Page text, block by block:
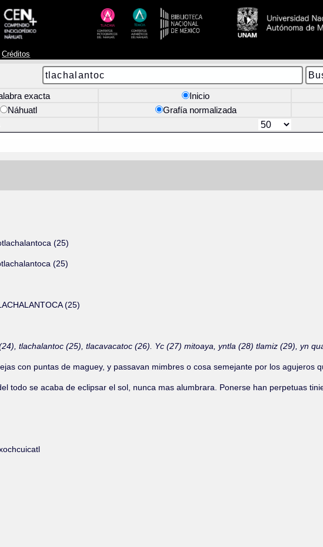
Créditos
exacta Inicio
Náhuatl Grafía normalizada
(25)
(25)
(25)
tlachalantoc (25), tlacavacatoc (26). Yc (27) mitoaya, yntla (28) tlamiz (29), yn
con puntas de maguey, y passavan mimbres o cosa semejante por los agujeros
todo se acaba de eclipsar el sol, nunca mas alumbrara. Ponerse han perpetuas